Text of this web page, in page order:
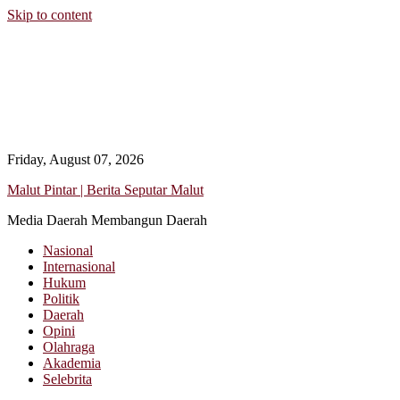
Skip to content
Friday, August 07, 2026
Malut Pintar | Berita Seputar Malut
Media Daerah Membangun Daerah
Nasional
Internasional
Hukum
Politik
Daerah
Opini
Olahraga
Akademia
Selebrita